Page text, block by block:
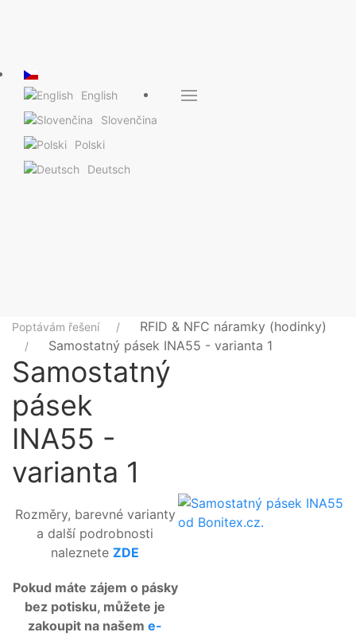
English
Slovenčina
Polski
Deutsch
Poptávám řešení
RFID & NFC náramky (hodinky)
Samostatný pásek INA55 - varianta 1
Samostatný
pásek
INA55 -
varianta 1
Rozměry, barevné varianty
a další podrobnosti
naleznete ZDE
Pokud máte zájem o pásky
bez potisku, můžete je
zakoupit na našem e-